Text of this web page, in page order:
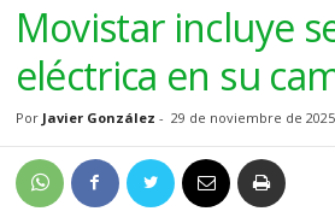
Movistar incluye
eléctrica en su
Por Javier González - 29 de noviembre de 2025